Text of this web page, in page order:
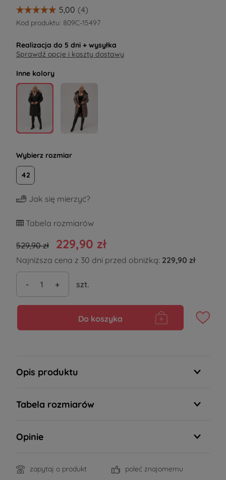
Kod produktu: 809C-15497
Realizacja do 5 dni + wysyłka
Sprawdź opcje i koszty dostawy
Inne kolory
Wybierz rozmiar
42
Jak się mierzyć?
Tabela rozmiarów
529,90 zł 229,90 zł
Najniższa cena z 30 dni przed obniżką: 229,90 zł
- + szt.
Do koszyka
Opis produktu
Tabela rozmiarów
Opinie
zapytaj o produkt poleć znajomemu